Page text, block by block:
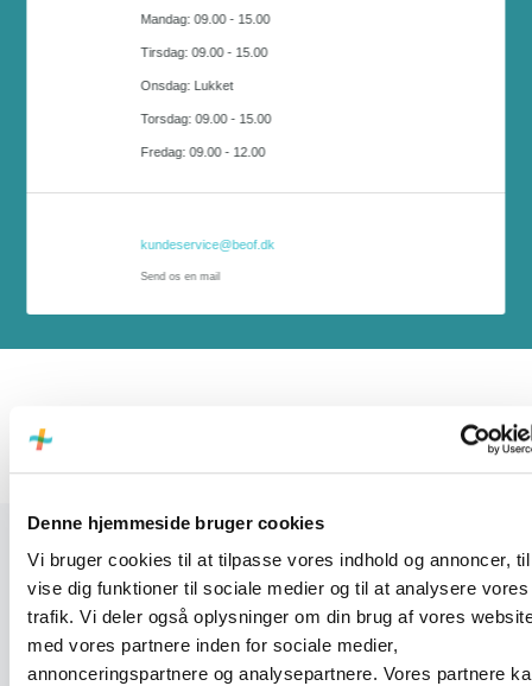
Denne hjemmeside bruger cookies
Vi bruger cookies til at tilpasse vores indhold og annoncer,
vise dig funktioner til sociale medier og til at analysere vores
trafik. Vi deler også oplysninger om din brug af vores
med vores partnere inden for sociale medier,
annonceringspartnere og analysepartnere. Vores partnere
Mandag: 09.00 - 15.00
Tirsdag: 09.00 - 15.00
Onsdag: Lukket
Torsdag: 09.00 - 15.00
Fredag: 09.00 - 12.00
kundeservice@beof.dk
Send os en mail
Ofte stillede spørgsmål
Finder du ikke det du søger i kan du se
alle spørgsmål og svar i hjælpecenteret.